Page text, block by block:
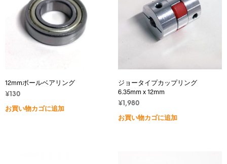
12mmボールベアリング
¥ 130
お買い物カゴに追加
ジョータイプカップリング
6.35mm x 12mm
¥ 1,980
お買い物カゴに追加